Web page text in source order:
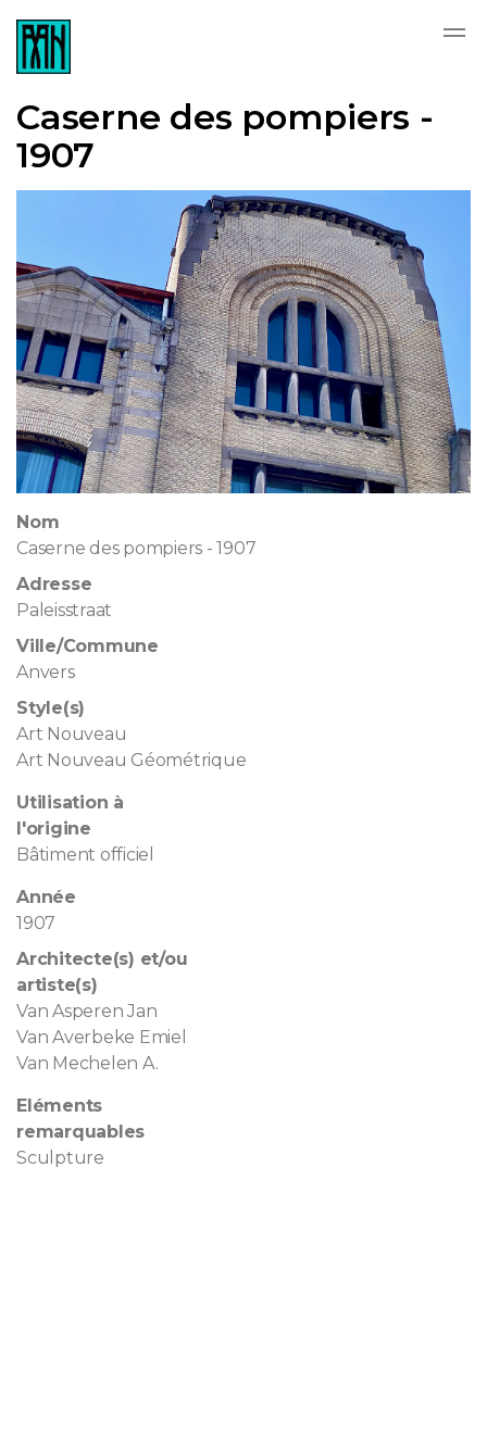
Caserne des pompiers -
1907
Nom
Caserne des pompiers - 1907
Adresse
Paleisstraat
Ville/Commune
Anvers
Style(s)
Art Nouveau
Art Nouveau Géométrique
Utilisation à
l'origine
Bâtiment officiel
Année
1907
Architecte(s) et/ou
artiste(s)
Van Asperen Jan
Van Averbeke Emiel
Van Mechelen A.
Eléments
remarquables
Sculpture